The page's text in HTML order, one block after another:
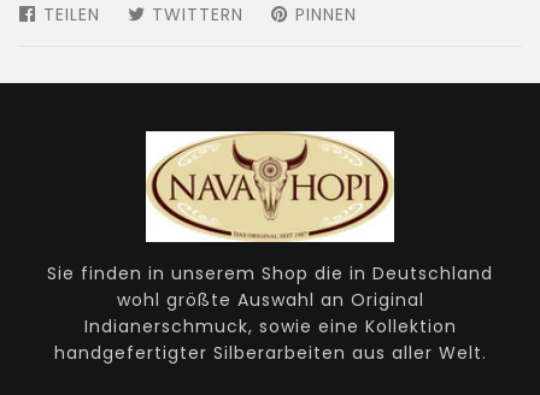
TEILEN AUF
TWITTERN AUF
PINNEN
Sie finden in unserem Shop die in Deutschland
wohl größte Auswahl an Original
Indianerschmuck, sowie eine Kollektion
handgefertigter Silberarbeiten aus aller Welt.